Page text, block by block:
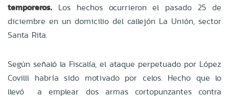
temporeros. Los hechos ocurrieron el pasado 25 de
diciembre en un domicilio del callejón La Unión, sector
Santa Rita.
Según señaló la Fiscalía, el ataque perpetuado por López
Covilli habría sido motivado por celos. Hecho que lo
llevó a emplear dos armas cortopunzantes contra